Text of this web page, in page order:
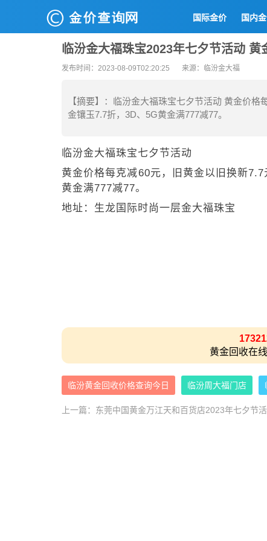
国际金价 国内
临汾金大福珠宝2023年七夕节活动 黄
发布时间：2023-08-09T02:20:25 来源：临汾金大福
【摘要】：临汾金大福珠宝七夕节活动 黄金价格
金镶玉7.7折，3D、5G黄金满777减77。
临汾金大福珠宝七夕节活动
黄金价格每克减60元，旧黄金以旧换新
黄金满777减77。
地址：生龙国际时尚一层金大福珠宝
黄金回收在
临汾黄金回收价格查询今日 临汾周大福门店
上一篇： 东莞中国黄金万江天和百货店2023年七夕节